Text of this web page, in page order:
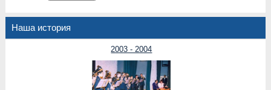
Наша история
2003 - 2004